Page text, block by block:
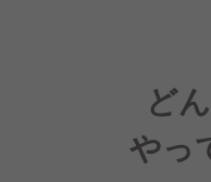
ど
やっ